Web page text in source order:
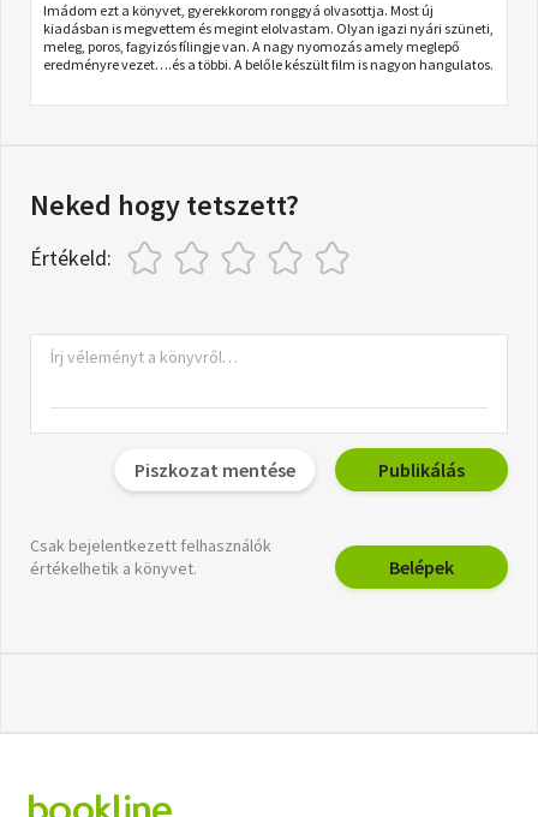
Imádom ezt a könyvet, gyerekkorom ronggyá olvasottja. Most új
kiadásban is megvettem és megint elolvastam. Olyan igazi nyári szüneti,
meleg, poros, fagyizós fílingje van. A nagy nyomozás amely meglepő
eredményre vezet….és a többi. A belőle készült film is nagyon hangulatos.
Neked hogy tetszett?
Értékeld:
Piszkozat mentése Publikálás
Csak bejelentkezett felhasználók
értékelhetik a könyvet.
Belépek